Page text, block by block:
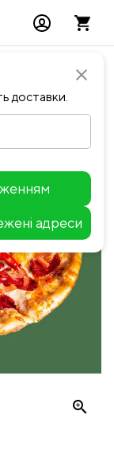
close
доставки.
адреси
zoom_in